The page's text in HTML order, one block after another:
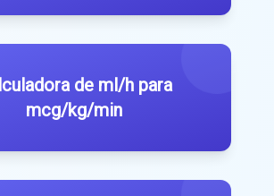
de ml/h para
mcg/kg/min